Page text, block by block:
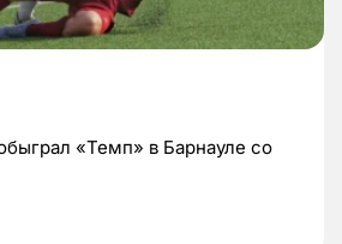
«Темп» в Барнауле со